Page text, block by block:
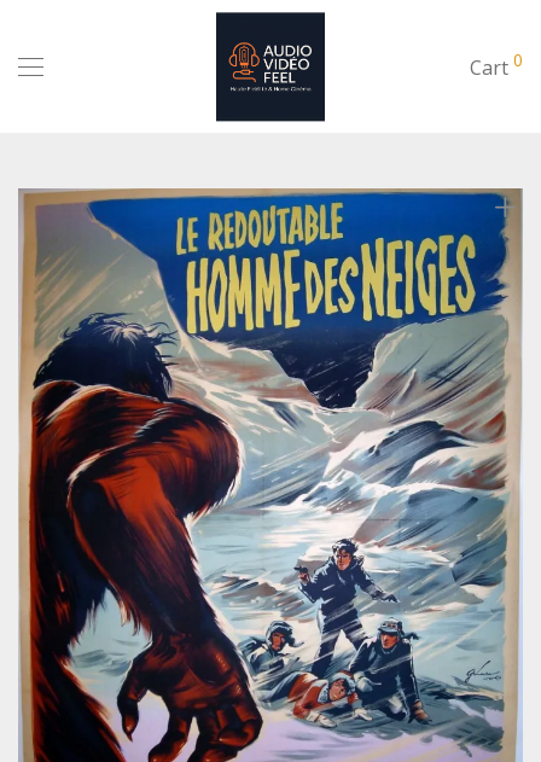
Cart 0